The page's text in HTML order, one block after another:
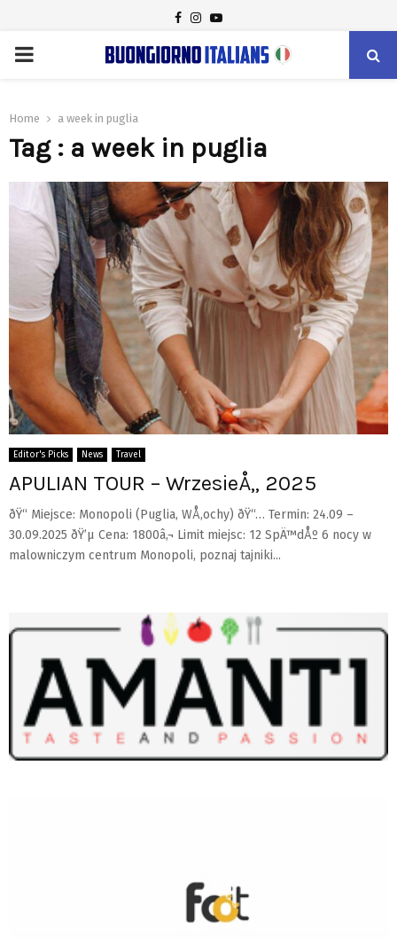
FACEBOOK
INSTAGRAM
YOUTUBE
PRIMARY
Home a week in puglia
Tag : a week in puglia
Editor's Picks News Travel
APULIAN TOUR – WrzesieÅ„ 2025
ðŸ“ Miejsce: Monopoli (Puglia, WÅ‚ochy) ðŸ“… Termin: 24.09 –
30.09.2025 ðŸ’µ Cena: 1800â‚¬ Limit miejsc: 12 SpÄ™dÅº 6 nocy w
malowniczym centrum Monopoli, poznaj tajniki...